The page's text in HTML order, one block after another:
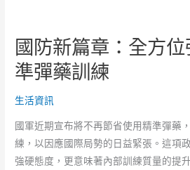
國防新篇章：全方
準彈藥訓練
生活資訊
國軍近期宣布將不再節省使用精準彈藥
練，以因應國際局勢的日益緊張。這項
強硬態度，更意味著內部訓練質量的提